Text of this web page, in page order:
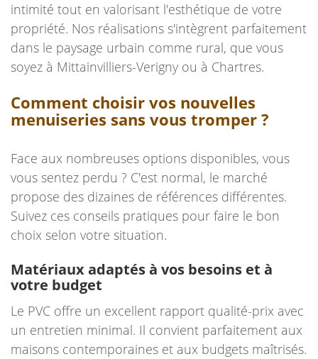
intimité tout en valorisant l'esthétique de votre
propriété. Nos réalisations s'intègrent parfaitement
dans le paysage urbain comme rural, que vous
soyez à Mittainvilliers-Verigny ou à Chartres.
Comment choisir vos nouvelles
menuiseries sans vous tromper ?
Face aux nombreuses options disponibles, vous
vous sentez perdu ? C'est normal, le marché
propose des dizaines de références différentes.
Suivez ces conseils pratiques pour faire le bon
choix selon votre situation.
Matériaux adaptés à vos besoins et à
votre budget
Le PVC offre un excellent rapport qualité-prix avec
un entretien minimal. Il convient parfaitement aux
maisons contemporaines et aux budgets maîtrisés.